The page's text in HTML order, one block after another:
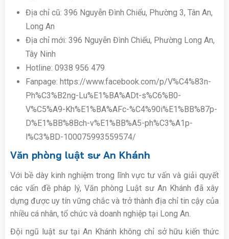
Địa chỉ cũ: 396 Nguyễn Đình Chiểu, Phường 3, Tân An,
Long An
Địa chỉ mới: 396 Nguyễn Đình Chiểu, Phường Long An,
Tây Ninh
Hotline: 0938 956 479
Fanpage: https://www.facebook.com/p/V%C4%83n-
Ph%C3%B2ng-Lu%E1%BA%ADt-s%C6%B0-
V%C5%A9-Kh%E1%BA%AFc-%C4%90i%E1%BB%87p-
D%E1%BB%8Bch-v%E1%BB%A5-ph%C3%A1p-
l%C3%BD-100075993559574/
Văn phòng luật sư An Khánh
Với bề dày kinh nghiệm trong lĩnh vực tư vấn và giải quyết
các vấn đề pháp lý, Văn phòng Luật sư An Khánh đã xây
dựng được uy tín vững chắc và trở thành địa chỉ tin cậy của
nhiều cá nhân, tổ chức và doanh nghiệp tại Long An.
Đội ngũ luật sư tại An Khánh không chỉ sở hữu kiến thức